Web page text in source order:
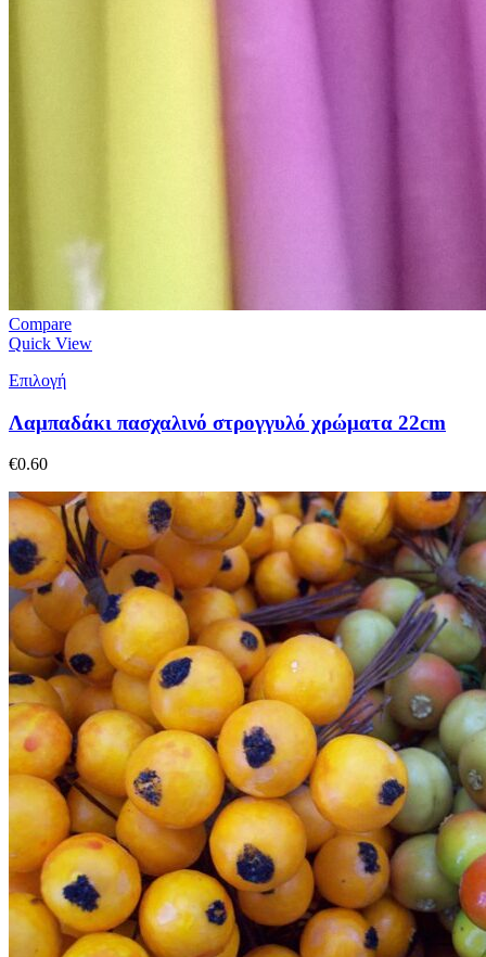
Compare
Quick View
Επιλογή
Λαμπαδάκι πασχαλινό στρογγυλό χρώματα 22cm
€0.60